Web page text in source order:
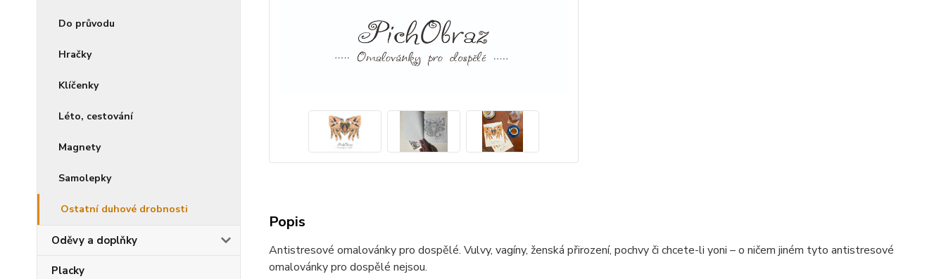
Do průvodu
Hračky
Klíčenky
Léto, cestování
Magnety
Samolepky
Ostatní duhové drobnosti
Oděvy a doplňky
Placky
Popis
Antistresové omalovánky pro dospělé. Vulvy, vagíny, ženská přirození, pochvy či chcete-li yoni – o ničem jiném tyto antistresové
omalovánky pro dospělé nejsou.